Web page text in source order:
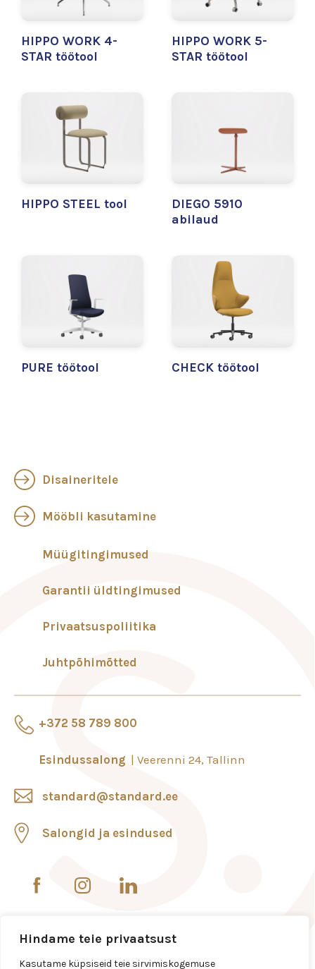
Hindame teie privaatsust
Kasutame küpsiseid teie sirvimiskogemuse
HIPPO WORK 4-
STAR töötool
HIPPO WORK 5-
STAR töötool
HIPPO STEEL tool
DIEGO 5910
abilaud
PURE töötool CHECK töötool
+372 58 789 800
Esindussalong Veerenni 24, Tallinn
standard@standard.ee
Salongid ja esindused
Disaineritele
Mööbli kasutamine
Müügitingimused
Garantii üldtingimused
Privaatsuspoliitika
Juhtpõhimõtted